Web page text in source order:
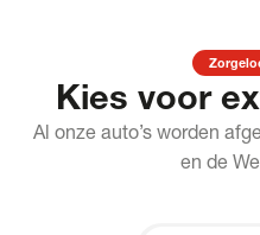
Kies voor
Al onze auto’s worden
en de